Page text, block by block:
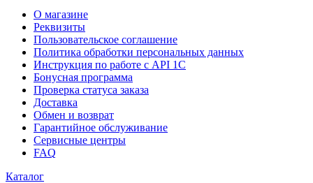
О магазине
Реквизиты
Пользовательское соглашение
Политика обработки персональных данных
Инструкция по работе с API 1C
Бонусная программа
Проверка статуса заказа
Доставка
Обмен и возврат
Гарантийное обслуживание
Сервисные центры
FAQ
Каталог